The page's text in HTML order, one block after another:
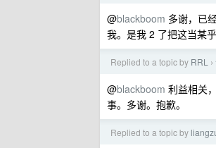
@blackboom 多谢，已
我。是我 2 了把这当某
Replied to a topic by RRL ›
@blackboom 利益相关
事。多谢。抱歉。
Replied to a topic by